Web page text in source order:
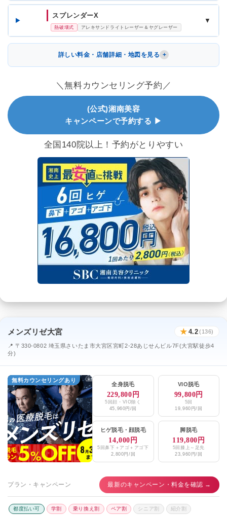
スプレンダーX
熱破壊式 アレキサンドライトレーザー＆ヤグレーザー
▼
詳しい料金・店舗詳細・地図を見る
＼無料カウンセリング予約／
(公式)湘南美容
キャンペーンで予約する ▶
全国140院以上！予約がとりやすい
メンズリゼ大宮 ★ 4.2(136)
📍 〒330-0802 埼玉県さいたま市大宮区宮町2-28あじせんビル7F(大宮駅徒歩4
分)
無料カウンセリングあり
全身脱毛
229,800円
5回顔・VIO除く
45,960円/回
VIO脱毛
99,800円
5回
19,960円/回
ヒゲ脱毛・ 顔脱毛
14,000円
5回鼻下＋アゴ＋アゴ下
2,800円/回
脚脱毛
119,800円
5回膝上～足先
23,960円/回
プラン・キャンペーン 最新のキャンペーン・料金を確認 →
都度払い可 学割 乗り換え割 ペア割 シニア割 紹介割